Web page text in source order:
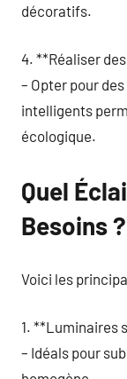
décoratifs.
4. **Réaliser
– Opter pour
intelligents
écologique.
Quel
Besoins ?
Voici les
1. **Luminaires
– Idéals pour